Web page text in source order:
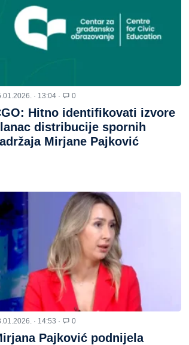
· 13:04 · 0
Hitno identifikovati izvore
distribucije spornih
Mirjane Pajković
· 14:53 · 0
Pajković podnijela